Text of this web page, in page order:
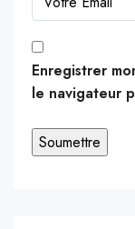
Enregistrer
le navigateur